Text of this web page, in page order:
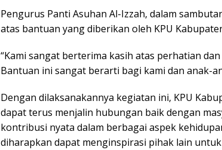
Pengurus Panti Asuhan Al-Izzah, dalam
atas bantuan yang diberikan oleh KPU
“Kami sangat berterima kasih atas perhatian
Bantuan ini sangat berarti bagi kami dan anak-
Dengan dilaksanakannya kegiatan ini, KPU
dapat terus menjalin hubungan baik dengan
kontribusi nyata dalam berbagai aspek
diharapkan dapat menginspirasi pihak lain